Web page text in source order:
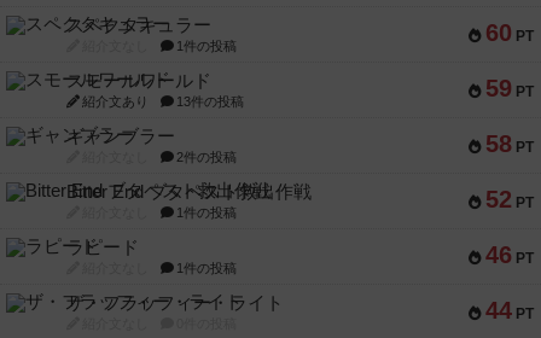
60 PT
スペクタキュラー
1件の投稿
59 PT
スモールワールド
紹介文あり 13件の投稿
58 PT
ギャンブラー
2件の投稿
52 PT
Bitter End ブタペスト救出作戦
1件の投稿
46 PT
ラピード
1件の投稿
44 PT
ザ・フラッフィー・ライト